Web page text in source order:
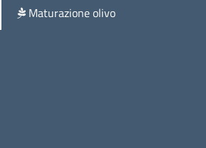
Maturazione olivo